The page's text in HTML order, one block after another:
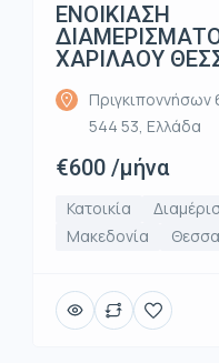
ΕΝΟΙΚΙΑΣΗ
ΧΑΡΙΛΑΟΥ
Πριγκιποννήσων
544 53, Ελλάδα
€600 /μήνα
Κατοικία
Μακεδονία